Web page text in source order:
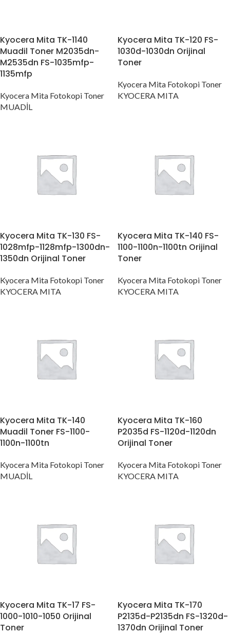
Kyocera Mita TK-1140
Muadil Toner M2035dn-
M2535dn FS-1035mfp-
1135mfp
Kyocera Mita Fotokopi Toner
MUADİL
Kyocera Mita TK-120 FS-
1030d-1030dn Orijinal
Toner
Kyocera Mita Fotokopi Toner
KYOCERA MITA
Kyocera Mita TK-130 FS-
1028mfp-1128mfp-1300dn-
1350dn Orijinal Toner
Kyocera Mita Fotokopi Toner
KYOCERA MITA
Kyocera Mita TK-140 FS-
1100-1100n-1100tn Orijinal
Toner
Kyocera Mita Fotokopi Toner
KYOCERA MITA
Kyocera Mita TK-140
Muadil Toner FS-1100-
1100n-1100tn
Kyocera Mita Fotokopi Toner
MUADİL
Kyocera Mita TK-160
P2035d FS-1120d-1120dn
Orijinal Toner
Kyocera Mita Fotokopi Toner
KYOCERA MITA
Kyocera Mita TK-17 FS-
1000-1010-1050 Orijinal
Toner
Kyocera Mita TK-170
P2135d-P2135dn FS-1320d-
1370dn Orijinal Toner